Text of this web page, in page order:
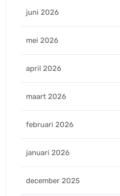
juni 2026
mei 2026
april 2026
maart 2026
februari 2026
januari 2026
december 2025